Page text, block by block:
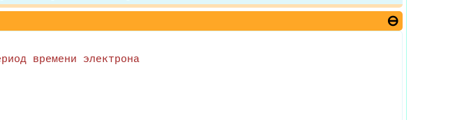
времени электрона